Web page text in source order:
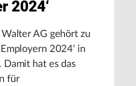
2024‘
Walter AG gehört zu
2024‘ in
Damit hat es das
für